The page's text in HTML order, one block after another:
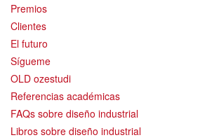
Premios
Clientes
El futuro
Sígueme
OLD ozestudi
Referencias académicas
FAQs sobre diseño industrial
Libros sobre diseño industrial